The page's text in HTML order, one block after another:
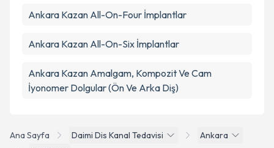
Ana Sayfa Daimi Dis Kanal Tedavisi
Ankara
Ankara Kazan All-On-Four İmplantlar
Ankara Kazan All-On-Six İmplantlar
Ankara Kazan Amalgam, Kompozit Ve Cam
İyonomer Dolgular (Ön Ve Arka Diş)